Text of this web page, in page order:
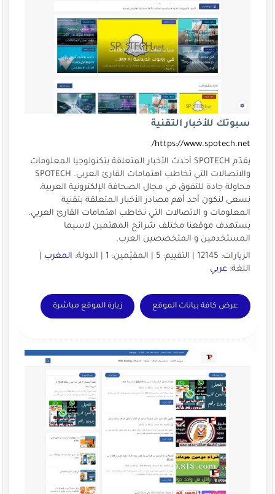
سبوتك للأخبار التقنية
https://www.spotech.net/
يقدّم SPOTECH أحدث الأخبار المتعلقة بتكنولوجيا المعلومات
والاتصالات التي تخاطب اهتمامات القارئ العربي. SPOTECH
محاولة جادة للتفوق في مجال الصحافة الإلكترونية العربية،
نسعى لنكون أحد أهم مصادر الأخبار المتعلقة بتقنية
المعلومات و الاتصالات التي تخاطب اهتمامات القارئ العربي.
يستهدف موقعنا مختلف شرائح المهتمين لاسيما
المستخدمين و المتخصصين العرب.
الزيارات: 12145 | التقييم: 5 | المقيّمين: 1 | الدولة:
المغرب|
اللغة: عربي
عرض كافة بيانات الموقع زيارة الموقع مباشرة